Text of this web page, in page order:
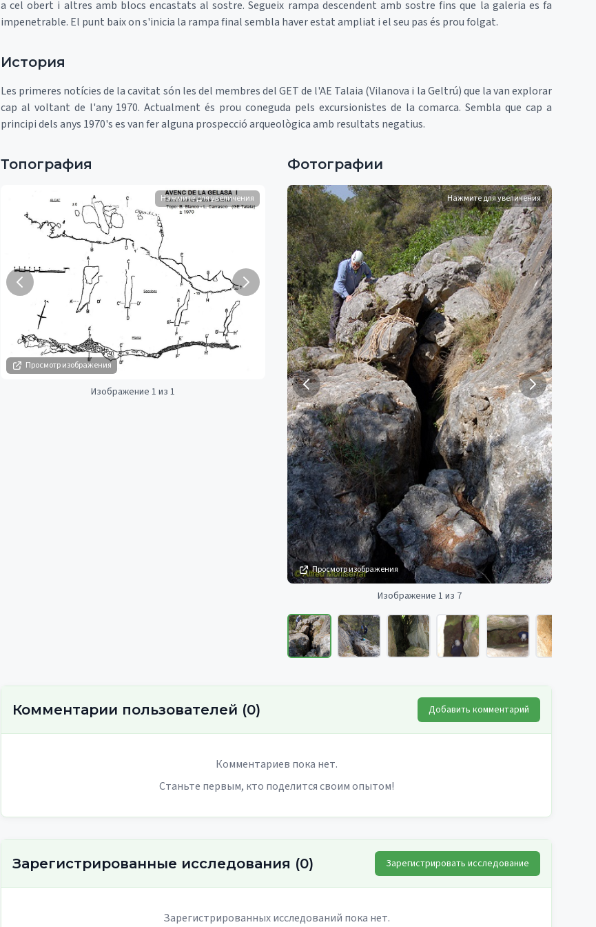
a cel obert i altres amb blocs encastats al sostre. Segueix rampa descendent amb sostre fins que la galeria es fa
impenetrable. El punt baix on s'inicia la rampa final sembla haver estat ampliat i el seu pas és prou folgat.
История
Les primeres notícies de la cavitat són les del membres del GET de l'AE Talaia (Vilanova i la Geltrú) que la van explorar
cap al voltant de l'any 1970. Actualment és prou coneguda pels excursionistes de la comarca. Sembla que cap a
principi dels anys 1970's es van fer alguna prospecció arqueològica amb resultats negatius.
Топография
Просмотр изображения
Нажмите для увеличения
Изображение 1 из 1
Фотографии
Просмотр изображения
Нажмите для увеличения
Изображение 1 из 7
Комментарии пользователей (0) Добавить комментарий
Комментариев пока нет.
Станьте первым, кто поделится своим опытом!
Зарегистрированные исследования (0) Зарегистрировать исследование
Зарегистрированных исследований пока нет.